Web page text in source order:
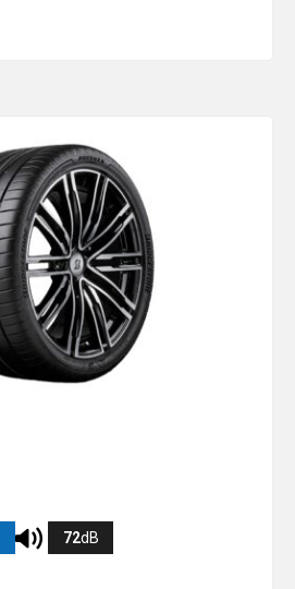
72dB